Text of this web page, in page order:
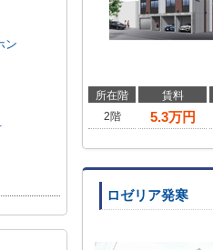
所在階 賃料
2階
5.3万円
ロゼリア発寒
ン